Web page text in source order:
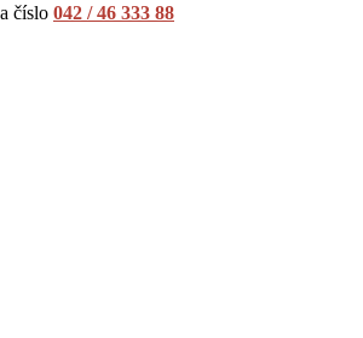
číslo 042 / 46 333 88